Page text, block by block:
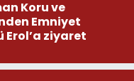
Koru ve
Emniyet
Erol’a ziyaret